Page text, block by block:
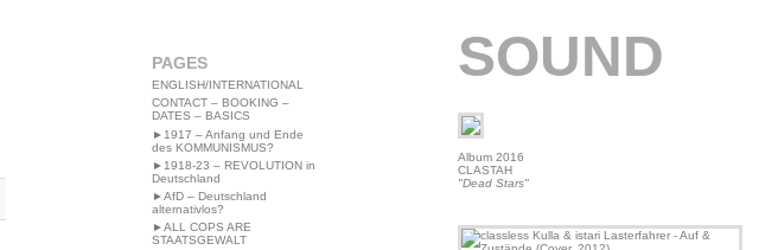
PAGES
ENGLISH/INTERNATIONAL
CONTACT – BOOKING –
DATES – BASICS
►1917 – Anfang und Ende
des KOMMUNISMUS?
►1918-23 – REVOLUTION in
Deutschland
►AfD – Deutschland
alternativlos?
►ALL COPS ARE
STAATSGEWALT
SOUND
Album 2016
CLASTAH
"Dead Stars"